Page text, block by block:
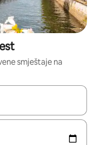
smještaje na
ćete ih pregledati